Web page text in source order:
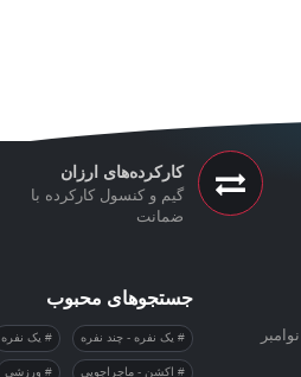
کارکرده‌های ارزان
گیم و کنسول کارکرده با
ضمانت
جستجوهای محبوب
یک نفره - چند نفره یک نفره
اکشن - ماجراجویی ورزشی